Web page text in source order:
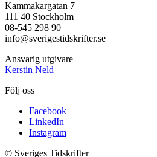
Kammakargatan 7
111 40 Stockholm
08-545 298 90
info@sverigestidskrifter.se
Ansvarig utgivare
Kerstin Neld
Följ oss
Facebook
LinkedIn
Instagram
© Sveriges Tidskrifter